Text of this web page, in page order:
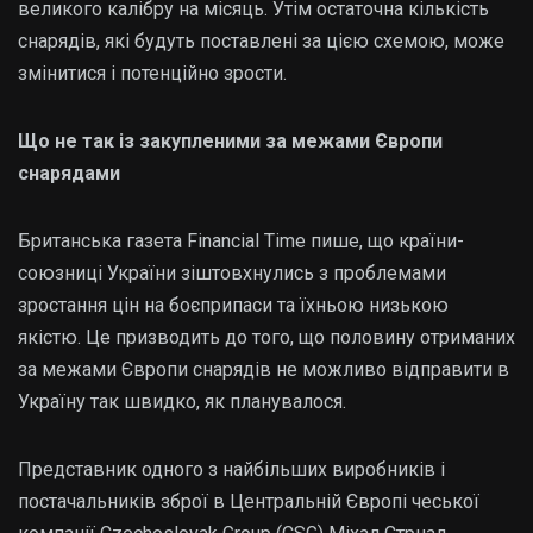
великого калібру на місяць. Утім остаточна кількість
снарядів, які будуть поставлені за цією схемою, може
змінитися і потенційно зрости.
Що не так із закупленими за межами Європи
снарядами
Британська газета Financial Time пише, що країни-
союзниці України зіштовхнулись з проблемами
зростання цін на боєприпаси та їхньою низькою
якістю. Це призводить до того, що половину отриманих
за межами Європи снарядів не можливо відправити в
Україну так швидко, як планувалося.
Представник одного з найбільших виробників і
постачальників зброї в Центральній Європі чеської